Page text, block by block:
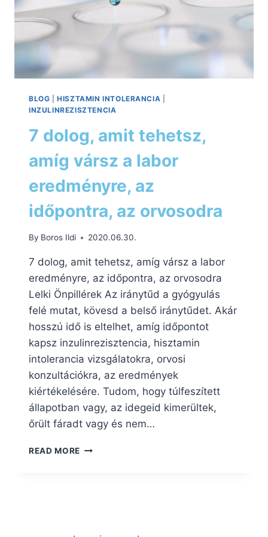
BLOG |HISZTAMIN INTOLERANCIA
INZULINREZISZTENCIA
7 dolog, amit tehetsz,
amíg vársz a labor
eredményre, az
időpontra, az orvosodra
By Boros Ildi 2020.06.30.
7 dolog, amit tehetsz, amíg vársz a labor
eredményre, az időpontra, az orvosodra
Lelki Önpillérek Az iránytűd a gyógyulás
felé mutat, kövesd a belső iránytűdet. Akár
hosszú idő is eltelhet, amíg időpontot
kapsz inzulinrezisztencia, hisztamin
intolerancia vizsgálatokra, orvosi
konzultációkra, az eredmények
kiértékelésére. Tudom, hogy túlfeszített
állapotban vagy, az idegeid kimerültek,
őrült fáradt vagy és nem…
READ MORE